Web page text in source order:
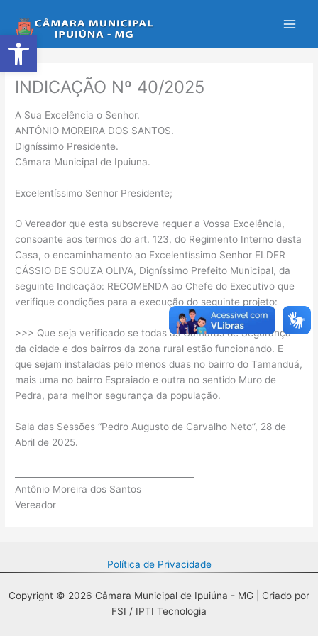
Abrir a barra de ferramentas
para
o
conteúdo
INDICAÇÃO Nº 40/2025
A Sua Excelência o Senhor.
ANTÔNIO MOREIRA DOS SANTOS.
Digníssimo Presidente.
Câmara Municipal de Ipuiuna.
Excelentíssimo Senhor Presidente;
O Vereador que esta subscreve requer a Vossa Excelência,
consoante aos termos do art. 123, do Regimento Interno desta
Casa, o encaminhamento ao Excelentíssimo Senhor ELDER
CÁSSIO DE SOUZA OLIVA, Digníssimo Prefeito Municipal, da
seguinte Indicação: RECOMENDA ao Chefe do Executivo que
verifique condições para a execução do seguinte projeto:
>>> Que seja verificado se todas as Câmaras de Segurança
da cidade e dos bairros da zona rural estão funcionando. E
que sejam instaladas pelo menos duas no bairro do Tamanduá,
mais uma no bairro Espraiado e outra no sentido Muro de
Pedra, para melhor segurança da população.
Sala das Sessões “Pedro Augusto de Carvalho Neto”, 28 de
Abril de 2025.
Antônio Moreira dos Santos
Vereador
Política de Privacidade
Copyright © 2026 Câmara Municipal de Ipuiúna - MG | Criado por
FSI / IPTI Tecnologia